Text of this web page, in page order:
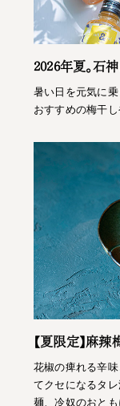
2026年夏。石
暑い日を元気に
おすすめの梅干
【夏限定】麻
花椒の痺れる辛
てクセになるタ
麺、冷奴のおとも